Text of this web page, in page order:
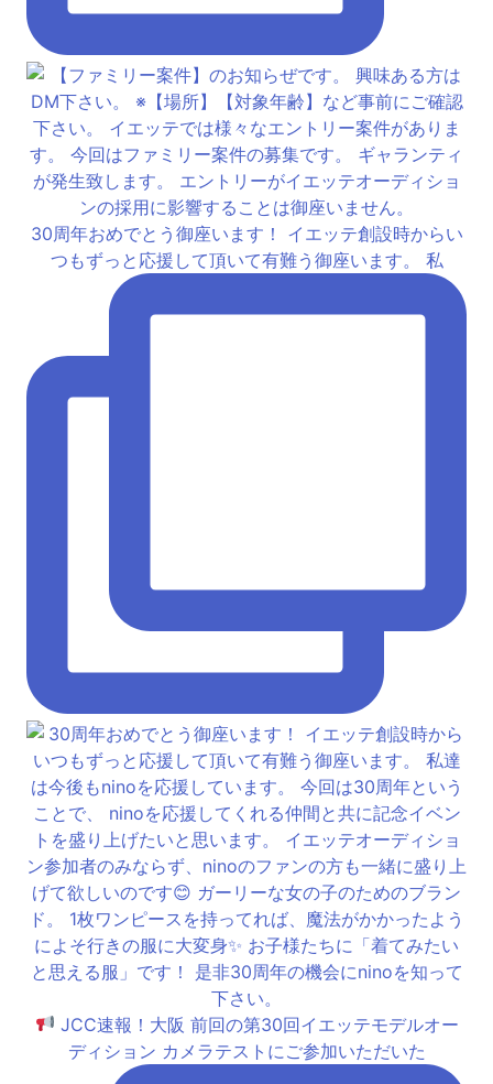
30周年おめでとう御座います！ イエッテ創設時からい
つもずっと応援して頂いて有難う御座います。 私
JCC速報！大阪 前回の第30回イエッテモデルオー
ディション カメラテストにご参加いただいた